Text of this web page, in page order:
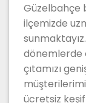
Güzelbahçe
ilçemizde
dönemlerde
çıtamızı
ücretsiz